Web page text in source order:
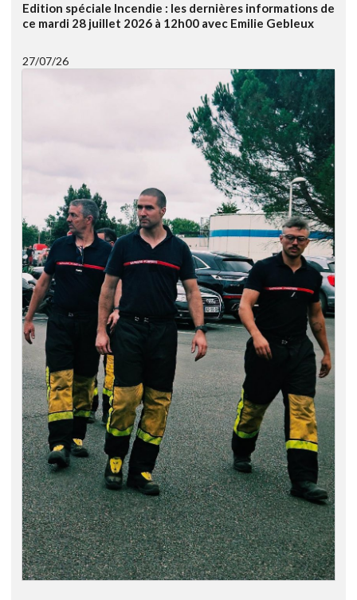
Edition spéciale Incendie : les dernières informations de
ce mardi 28 juillet 2026 à 12h00 avec Emilie Gebleux
27/07/26